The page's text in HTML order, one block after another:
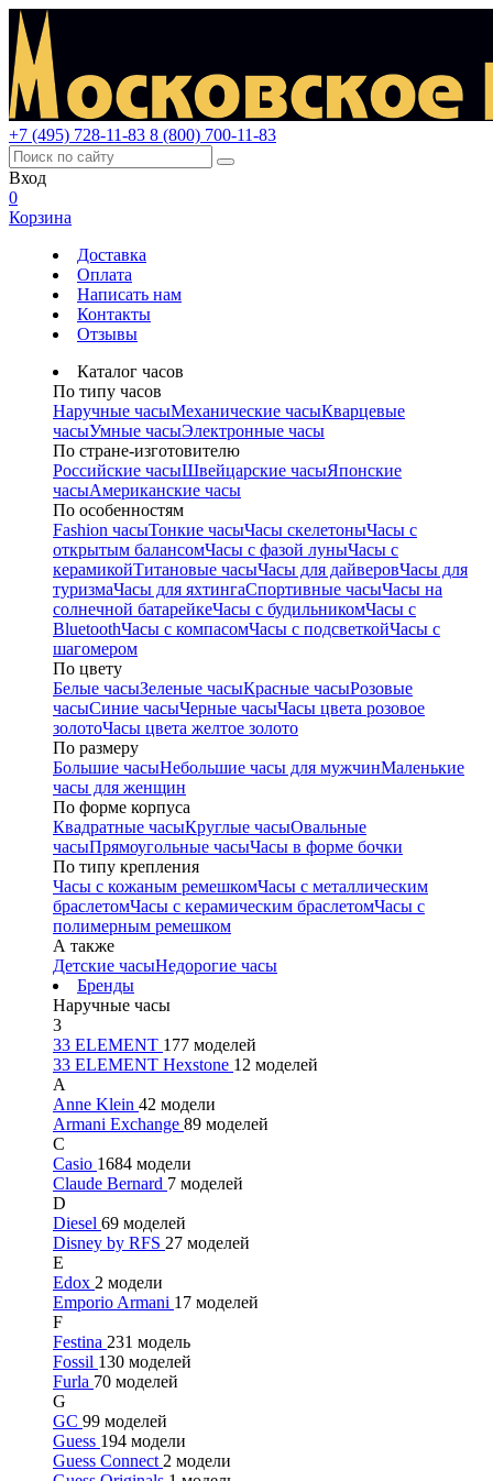
+7 (495) 728-11-83 8 (800) 700-11-83
Вход
0
Корзина
Доставка
Оплата
Написать нам
Контакты
Отзывы
Каталог часов
По типу часов
Наручные часыМеханические часыКварцевые
часыУмные часыЭлектронные часы
По стране-изготовителю
Российские часыШвейцарские часыЯпонские
часыАмериканские часы
По особенностям
Fashion часыТонкие часыЧасы скелетоныЧасы с
открытым балансомЧасы с фазой луныЧасы с
керамикойТитановые часыЧасы для дайверовЧасы для
туризмаЧасы для яхтингаСпортивные часыЧасы на
солнечной батарейкеЧасы с будильникомЧасы с
BluetoothЧасы с компасомЧасы с подсветкойЧасы с
шагомером
По цвету
Белые часыЗеленые часыКрасные часыРозовые
часыСиние часыЧерные часыЧасы цвета розовое
золотоЧасы цвета желтое золото
По размеру
Большие часыНебольшие часы для мужчинМаленькие
часы для женщин
По форме корпуса
Квадратные часыКруглые часыОвальные
часыПрямоугольные часыЧасы в форме бочки
По типу крепления
Часы с кожаным ремешкомЧасы с металлическим
браслетомЧасы с керамическим браслетомЧасы с
полимерным ремешком
А также
Детские часыНедорогие часы
Бренды
Наручные часы
3
33 ELEMENT 177 моделей
33 ELEMENT Hexstone 12 моделей
A
Anne Klein 42 модели
Armani Exchange 89 моделей
C
Casio 1684 модели
Claude Bernard 7 моделей
D
Diesel 69 моделей
Disney by RFS 27 моделей
E
Edox 2 модели
Emporio Armani 17 моделей
F
Festina 231 модель
Fossil 130 моделей
Furla 70 моделей
G
GC 99 моделей
Guess 194 модели
Guess Connect 2 модели